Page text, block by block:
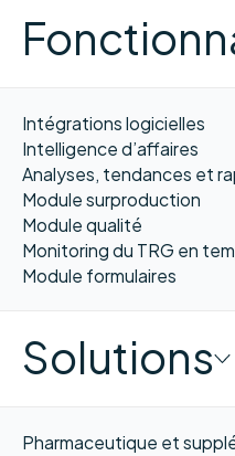
Intégrations logicielles
Intelligence d’affaires
Analyses, tendances et
Module surproduction
Module qualité
Monitoring du TRG en
Module formulaires
Solutions
Pharmaceutique et